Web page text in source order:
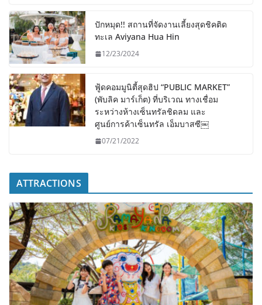
ปักหมุด!! สถานที่จัดงานเลี้ยงสุดชิคติด
ทะเล Aviyana Hua Hin
12/23/2024
ฟู้ดคอมมูนิตี้สุดฮิป “PUBLIC MARKET”
(พับลิค มาร์เก็ต) ที่บริเวณ ทางเชื่อม
ระหว่างห้างเซ็นทรัลชิดลม และ
ศูนย์การค้าเซ็นทรัล เอ็มบาสซี￼
07/21/2022
ATTRACTIONS